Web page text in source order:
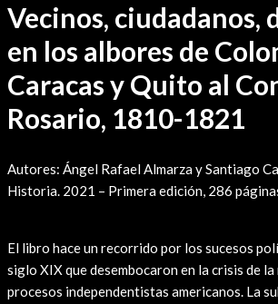
Vecinos,
en los albores de
Caracas y Quito al
Rosario, 1810-1821
Autores: Ángel Rafael Almarza y Santiago
Historia. 2021 – Primera edición, 286
El libro hace un recorrido por los sucesos
siglo XIX que desembocaron en la crisis de
procesos independentistas americanos. La